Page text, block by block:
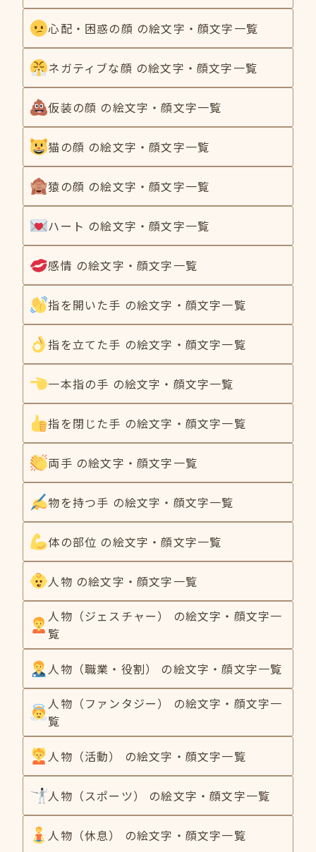
心配・困惑の顔 の絵文字・顔文字一覧
ネガティブな顔 の絵文字・顔文字一覧
仮装の顔 の絵文字・顔文字一覧
猫の顔 の絵文字・顔文字一覧
猿の顔 の絵文字・顔文字一覧
ハート の絵文字・顔文字一覧
感情 の絵文字・顔文字一覧
指を開いた手 の絵文字・顔文字一覧
指を立てた手 の絵文字・顔文字一覧
一本指の手 の絵文字・顔文字一覧
指を閉じた手 の絵文字・顔文字一覧
両手 の絵文字・顔文字一覧
物を持つ手 の絵文字・顔文字一覧
体の部位 の絵文字・顔文字一覧
人物 の絵文字・顔文字一覧
人物（ジェスチャー） の絵文字・顔文字一
覧
人物（職業・役割） の絵文字・顔文字一覧
人物（ファンタジー） の絵文字・顔文字一
覧
人物（活動） の絵文字・顔文字一覧
人物（スポーツ） の絵文字・顔文字一覧
人物（休息） の絵文字・顔文字一覧